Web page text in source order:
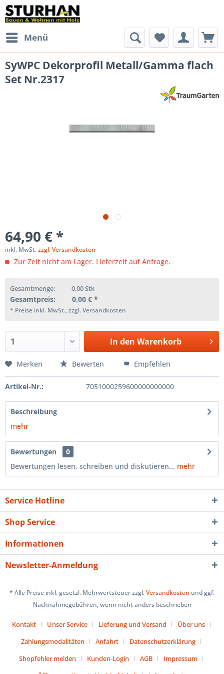
Menü
SyWPC Dekorprofil Metall/Gamma flach
Set Nr.2317
64,90 € *
inkl. MwSt.zzgl. Versandkosten
Zur Zeit nicht am Lager. Lieferzeit auf Anfrage.
Gesamtmenge: 0,00Stk
Gesamtpreis: 0,00 € *
* Preise inkl. MwSt., zzgl. Versandkosten
In den Warenkorb
Merken Bewerten Empfehlen
Artikel-Nr.: 7051000259600000000000
Beschreibung
mehr
Bewertungen
0
Bewertungen lesen, schreiben und diskutieren... mehr
Service Hotline
Shop Service
Informationen
Newsletter-Anmeldung
* Alle Preise inkl. gesetzl. Mehrwertsteuer zzgl.Versandkosten und ggf.
Nachnahmegebühren, wenn nicht anders beschrieben
Kontakt Unser Service Lieferung und Versand
Über uns
Zahlungsmodalitäten
Anfahrt
Datenschutzerklärung
Shopfehler melden
Kunden-Login AGB
Impressum